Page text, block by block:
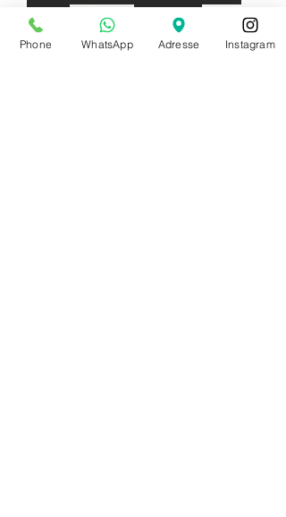
Garçons
Phone WhatsApp Adresse Instagram